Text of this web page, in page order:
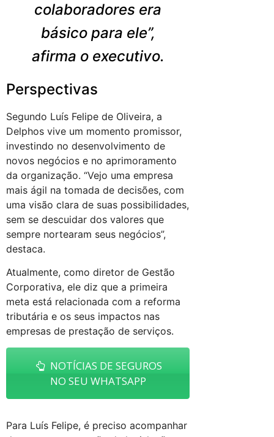
colaboradores era
básico para ele”,
afirma o executivo.
Perspectivas
Segundo Luís Felipe de Oliveira, a
Delphos vive um momento promissor,
investindo no desenvolvimento de
novos negócios e no aprimoramento
da organização. “Vejo uma empresa
mais ágil na tomada de decisões, com
uma visão clara de suas possibilidades,
sem se descuidar dos valores que
sempre nortearam seus negócios”,
destaca.
Atualmente, como diretor de Gestão
Corporativa, ele diz que a primeira
meta está relacionada com a reforma
tributária e os seus impactos nas
empresas de prestação de serviços.
NOTÍCIAS DE SEGUROS
NO SEU WHATSAPP
Para Luís Felipe, é preciso acompanhar